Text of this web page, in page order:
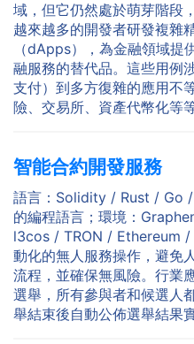
域，但它仍然處於萌芽階段
越來越多的開發者研發複雜
（dApps），為金融領域提
融服務的替代品。這些用例
支付）到多方復雜的應用不
險、交易所、資產代幣化等
智能合約開發服務
語言：Solidity / Rust / Go
的編程語言；環境：
l3cos / TRON / Ethereum /
動化的無人服務操作，避免
流程，並確保無風險。行業
選舉，所有參與者和候選人
舉結束後自動公佈選舉結果實